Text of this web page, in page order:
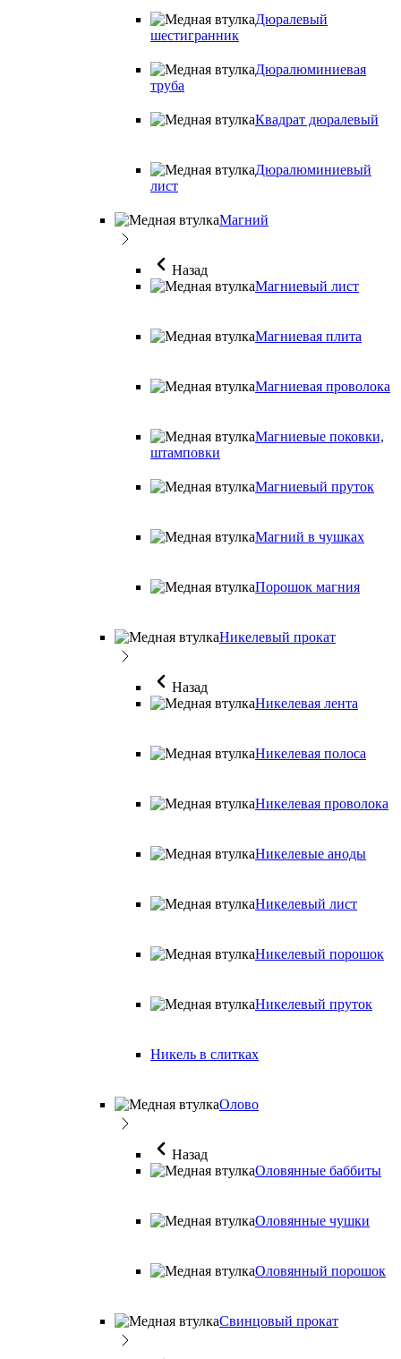
Дюралевый
шестигранник
Дюралюминиевая
труба
Квадрат дюралевый
Дюралюминиевый
лист
Магний
Назад
Магниевый лист
Магниевая плита
Магниевая проволока
Магниевые поковки,
штамповки
Магниевый пруток
Магний в чушках
Порошок магния
Никелевый прокат
Назад
Никелевая лента
Никелевая полоса
Никелевая проволока
Никелевые аноды
Никелевый лист
Никелевый порошок
Никелевый пруток
Никель в слитках
Олово
Назад
Оловянные баббиты
Оловянные чушки
Оловянный порошок
Свинцовый прокат